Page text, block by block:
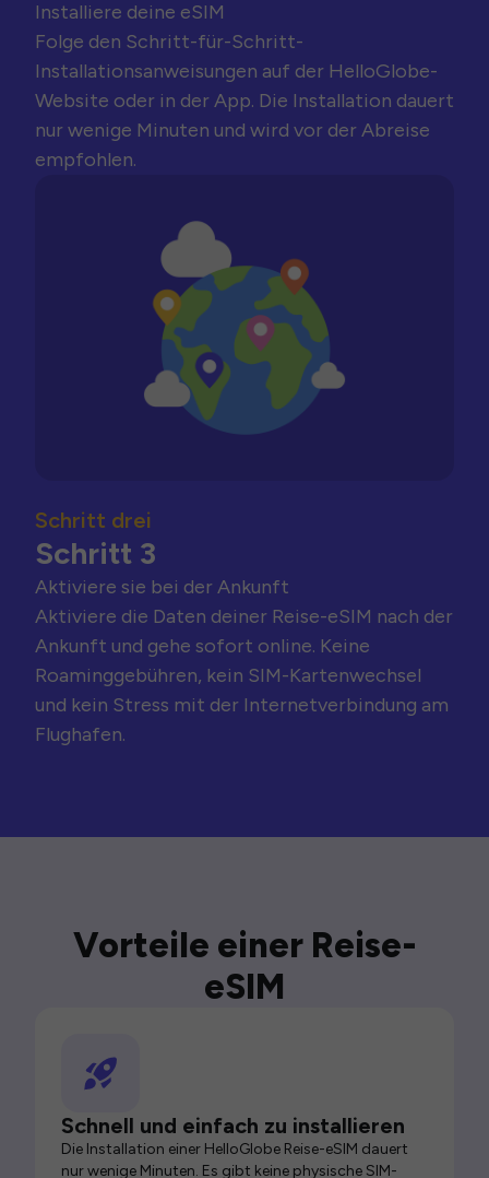
Installiere deine eSIM
Folge den Schritt-für-Schritt-
Installationsanweisungen auf der HelloGlobe-
Website oder in der App. Die Installation dauert
nur wenige Minuten und wird vor der Abreise
empfohlen.
Schritt drei
Schritt 3
Aktiviere sie bei der Ankunft
Aktiviere die Daten deiner Reise-eSIM nach der
Ankunft und gehe sofort online. Keine
Roaminggebühren, kein SIM-Kartenwechsel
und kein Stress mit der Internetverbindung am
Flughafen.
Vorteile einer Reise-
eSIM
Schnell und einfach zu installieren
Die Installation einer HelloGlobe Reise-eSIM dauert
nur wenige Minuten. Es gibt keine physische SIM-